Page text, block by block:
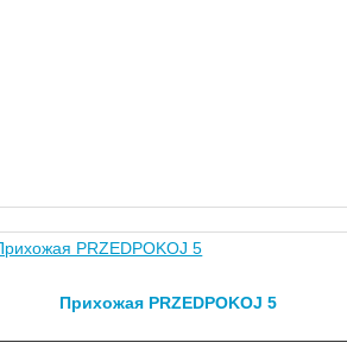
Прихожая PRZEDPOKOJ 5